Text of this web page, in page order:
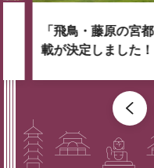
「飛鳥・藤原の宮
載が決定しました！